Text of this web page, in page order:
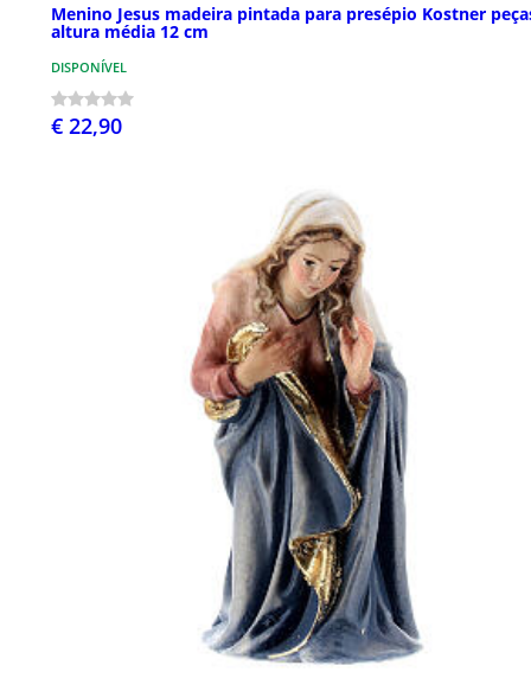
Menino Jesus madeira pintada para presépio Kostner
altura média 12 cm
DISPONÍVEL
€ 22,90